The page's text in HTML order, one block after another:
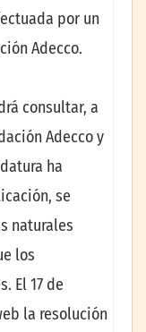
por un
Adecco.
consultar, a
Adecco y
ha
se
naturales
los
El 17 de
la resolución